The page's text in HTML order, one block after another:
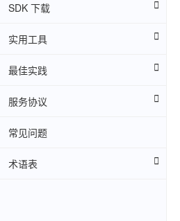
SDK 下载
实用工具
最佳实践
服务协议
常见问题
术语表